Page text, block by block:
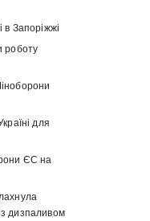
в Запоріжжі
роботу
для
ЄС на
дизпаливом